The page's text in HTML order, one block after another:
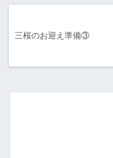
三桜のお迎え準備③